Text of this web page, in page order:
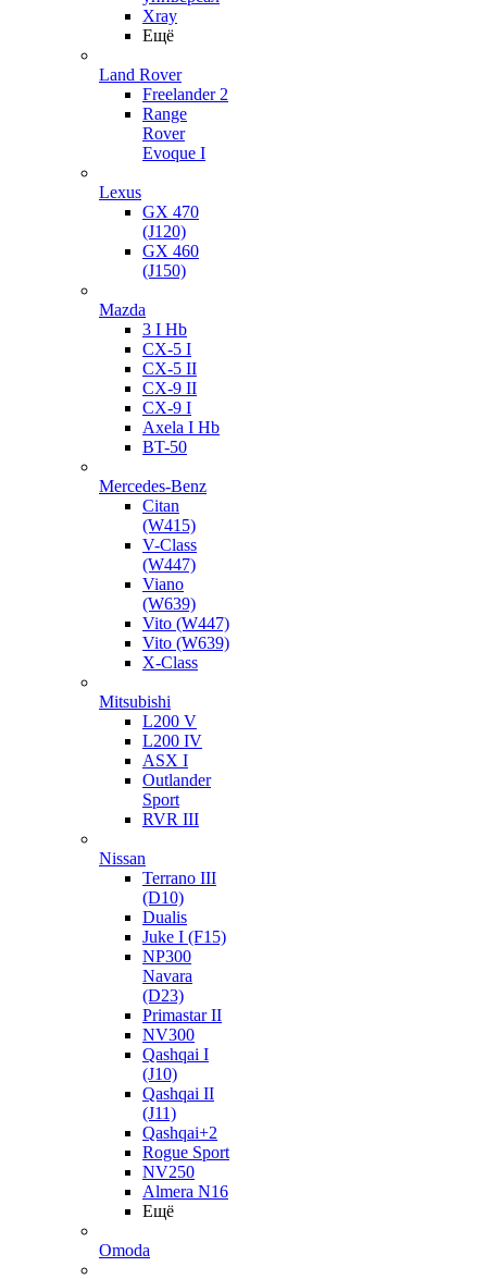
Xray
Ещё
Land Rover
Freelander 2
Range
Rover
Evoque I
Lexus
GX 470
(J120)
GX 460
(J150)
Mazda
3 I Hb
CX-5 I
CX-5 II
CX-9 II
CX-9 I
Axela I Hb
BT-50
Mercedes-Benz
Citan
(W415)
V-Class
(W447)
Viano
(W639)
Vito (W447)
Vito (W639)
X-Class
Mitsubishi
L200 V
L200 IV
ASX I
Outlander
Sport
RVR III
Nissan
Terrano III
(D10)
Dualis
Juke I (F15)
NP300
Navara
(D23)
Primastar II
NV300
Qashqai I
(J10)
Qashqai II
(J11)
Qashqai+2
Rogue Sport
NV250
Almera N16
Ещё
Omoda